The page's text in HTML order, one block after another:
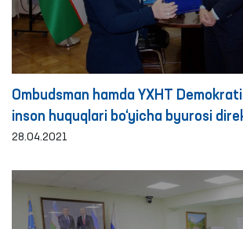
Ombudsman hamda YXHT
inson huquqlari bo‘yicha byurosi
hamkorlik masalalarini kelishib olishdi
28.04.2021